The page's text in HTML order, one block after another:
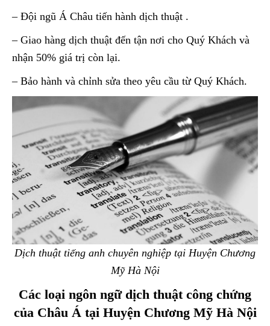
– Đội ngũ Á Châu tiến hành dịch thuật .
– Giao hàng dịch thuật đến tận nơi cho Quý Khách và
nhận 50% giá trị còn lại.
– Bảo hành và chỉnh sửa theo yêu cầu từ Quý Khách.
Dịch thuật tiếng anh chuyên nghiệp tại Huyện Chương
Mỹ Hà Nội
Các loại ngôn ngữ dịch thuật công chứng
của Châu Á tại Huyện Chương Mỹ Hà Nội